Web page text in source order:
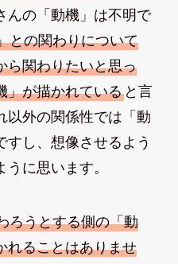
んの「動機」は不明で
との関わりについて
ら関わりたいと思っ
」が描かれていると言
以外の関係性では「動
すし、想像させるよう
に思います。
ろうとする側の「動
れることはありませ